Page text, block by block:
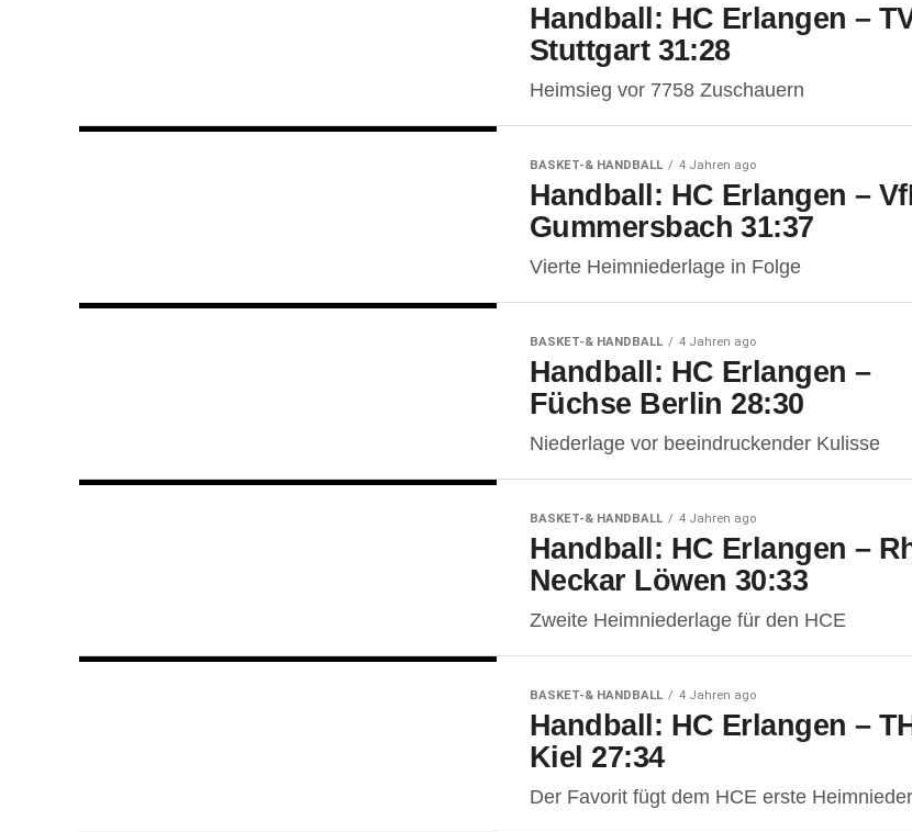
Handball: HC Erlangen –
Stuttgart 31:28
Heimsieg vor 7758 Zuschauern
BASKET-& HANDBALL 4 Jahren ago
Handball: HC Erlangen –
Gummersbach 31:37
Vierte Heimniederlage in Folge
BASKET-& HANDBALL 4 Jahren ago
Handball: HC Erlangen –
Füchse Berlin 28:30
Niederlage vor beeindruckender Kulisse
BASKET-& HANDBALL 4 Jahren ago
Handball: HC Erlangen –
Neckar Löwen 30:33
Zweite Heimniederlage für den HCE
BASKET-& HANDBALL 4 Jahren ago
Handball: HC Erlangen –
Kiel 27:34
Der Favorit fügt dem HCE erste